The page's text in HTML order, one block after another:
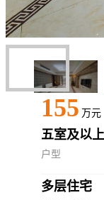
155 万元
五室及以上
户型
多层住宅